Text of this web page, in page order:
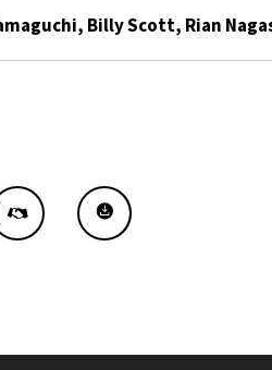
Billy Scott, Rian